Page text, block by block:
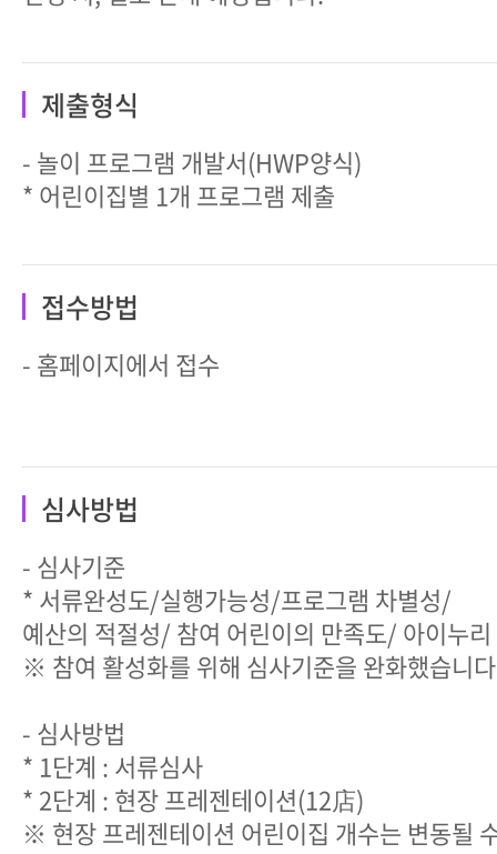
제출형식
- 놀이 프로그램 개발서(HWP양식)
* 어린이집별 1개 프로그램 제출
접수방법
- 홈페이지에서 접수
심사방법
- 심사기준
* 서류완성도/실행가능성/프로그램 차별성/
예산의 적절성/ 참여 어린이의 만족도/ 아이누
※ 참여 활성화를 위해 심사기준을 완화했습니
- 심사방법
* 1단계 : 서류심사
* 2단계 : 현장 프레젠테이션(12店)
※ 현장 프레젠테이션 어린이집 개수는 변동될